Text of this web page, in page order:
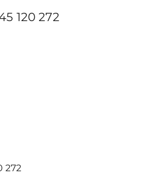
120 272
272